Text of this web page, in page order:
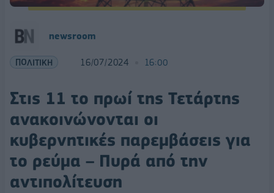
newsroom
ΠΟΛΙΤΙΚΗ 16/07/2024 16:00
Στις 11 το πρωί της Τετάρτης
ανακοινώνονται οι
κυβερνητικές παρεμβάσεις για
το ρεύμα – Πυρά από την
αντιπολίτευση